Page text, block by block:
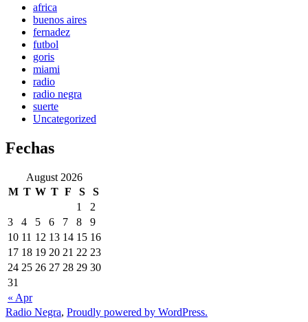
africa
buenos aires
fernadez
futbol
goris
miami
radio
radio negra
suerte
Uncategorized
Fechas
August 2026
M T W T F S S
« Apr
1
2
3
4 5 6 7 8
9
10 11 12 13 14 15 16
17 18 19 20 21 22 23
24 25 26 27 28 29 30
31
Radio Negra, Proudly powered by WordPress.